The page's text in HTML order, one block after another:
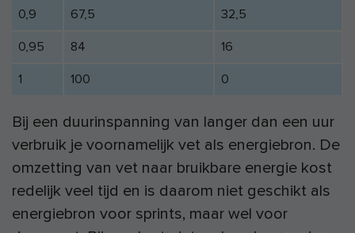
0,9 67,5 32,5
0,95 84 16
1 100 0
Bij een duurinspanning van langer dan een uur
verbruik je voornamelijk vet als energiebron. De
omzetting van vet naar bruikbare energie kost
redelijk veel tijd en is daarom niet geschikt als
energiebron voor sprints, maar wel voor